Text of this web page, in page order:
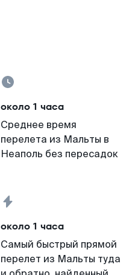
около 1 часа
Среднее время
перелета из Мальты в
Неаполь без пересадок
около 1 часа
Самый быстрый прямой
перелет из Мальты туда